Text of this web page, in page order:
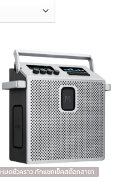
หมดชั่วคราว ทักแชทเช็คสต๊อกสาขา